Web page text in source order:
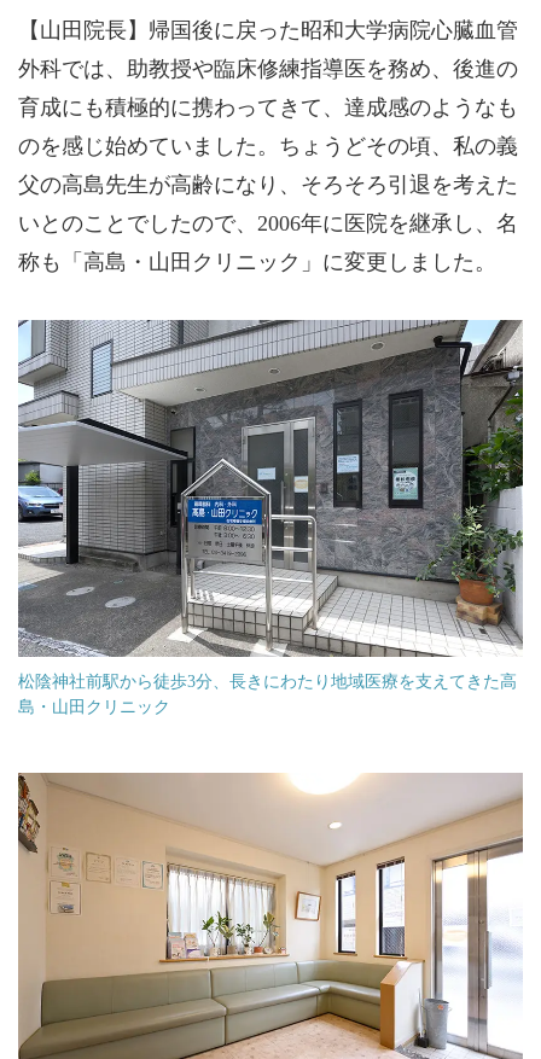
【山田院長】帰国後に戻った昭和大学病院心臓血管
外科では、助教授や臨床修練指導医を務め、後進の
育成にも積極的に携わってきて、達成感のようなも
のを感じ始めていました。ちょうどその頃、私の義
父の高島先生が高齢になり、そろそろ引退を考えた
いとのことでしたので、2006年に医院を継承し、名
称も「高島・山田クリニック」に変更しました。
松陰神社前駅から徒歩3分、長きにわたり地域医療を支えてきた高
島・山田クリニック